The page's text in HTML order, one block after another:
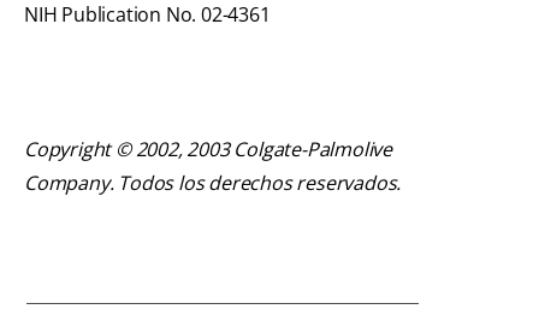
NIH Publication No. 02-4361
Copyright © 2002, 2003 Colgate-Palmolive
Company. Todos los derechos reservados.